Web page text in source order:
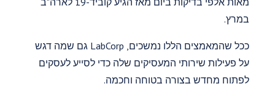
במרץ.
ככל שהמאמצים הללו נמשכים, LabCorp גם שמה דגש
על פעילות שירותי המעסיקים שלה כדי לסייע לעסקים
לפתוח מחדש בצורה בטוחה וחכמה.